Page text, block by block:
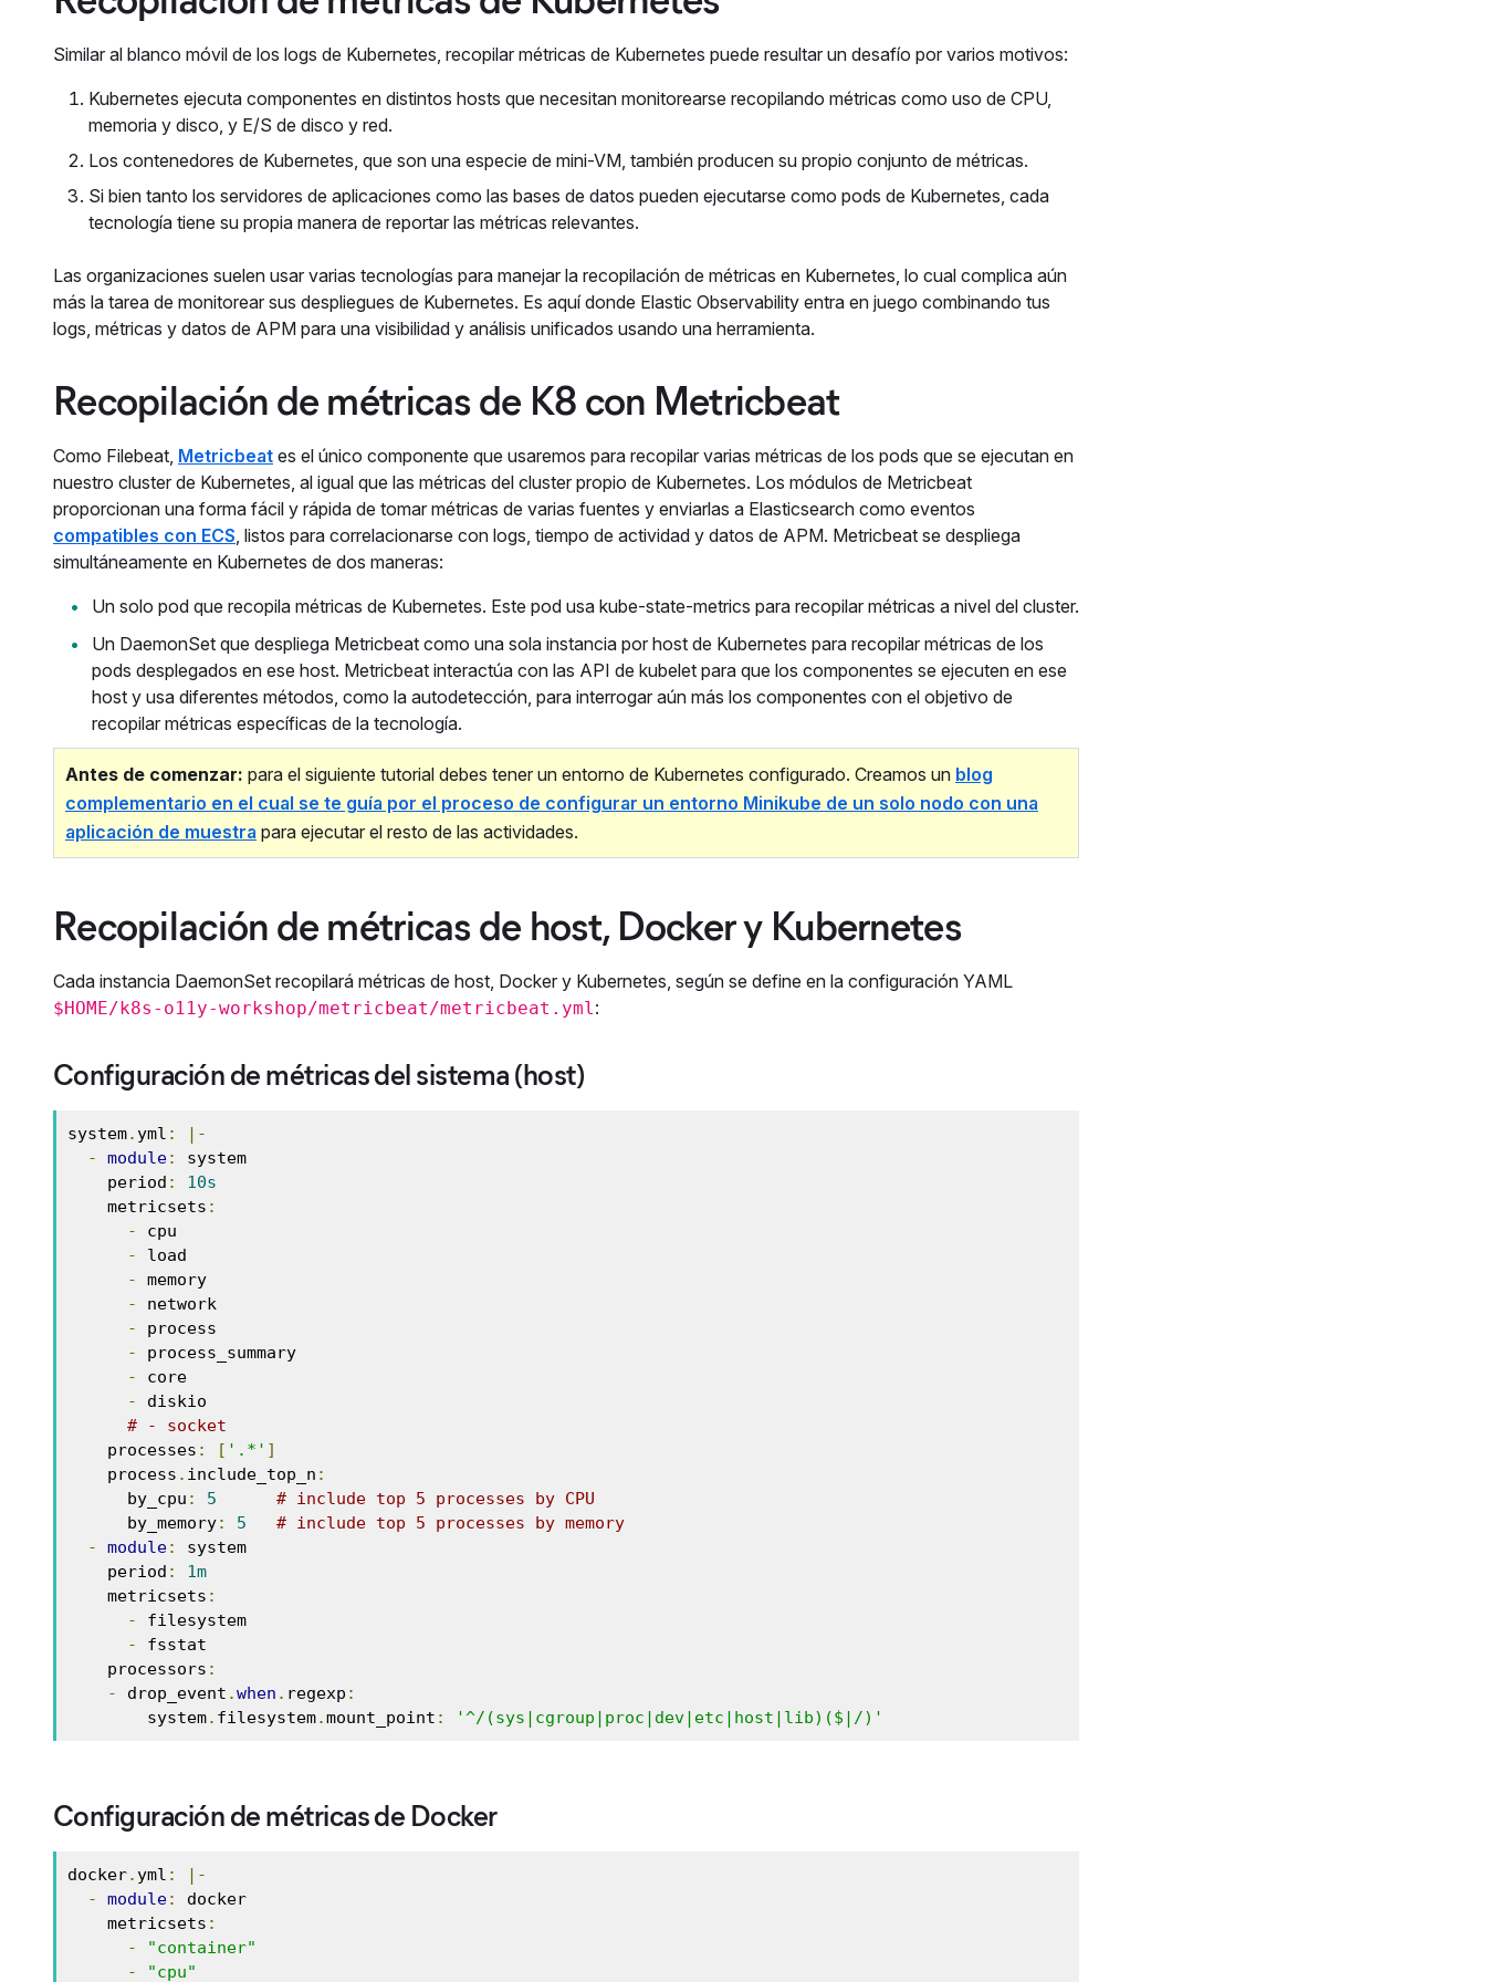
Similar al blanco móvil de los logs de Kubernetes, recopilar métricas de Kubernetes puede resultar un desafío por varios motivos:
Kubernetes ejecuta componentes en distintos hosts que necesitan monitorearse recopilando métricas como uso de CPU,
memoria y disco, y E/S de disco y red.
Los contenedores de Kubernetes, que son una especie de mini-VM, también producen su propio conjunto de métricas.
Si bien tanto los servidores de aplicaciones como las bases de datos pueden ejecutarse como pods de Kubernetes, cada
tecnología tiene su propia manera de reportar las métricas relevantes.
Las organizaciones suelen usar varias tecnologías para manejar la recopilación de métricas en Kubernetes, lo cual complica aún
más la tarea de monitorear sus despliegues de Kubernetes. Es aquí donde Elastic Observability entra en juego combinando tus
logs, métricas y datos de APM para una visibilidad y análisis unificados usando una herramienta.
Recopilación de métricas de K8 con Metricbeat
Como Filebeat, Metricbeat es el único componente que usaremos para recopilar varias métricas de los pods que se ejecutan en
nuestro cluster de Kubernetes, al igual que las métricas del cluster propio de Kubernetes. Los módulos de Metricbeat
proporcionan una forma fácil y rápida de tomar métricas de varias fuentes y enviarlas a Elasticsearch como eventos
compatibles con ECS, listos para correlacionarse con logs, tiempo de actividad y datos de APM. Metricbeat se despliega
simultáneamente en Kubernetes de dos maneras:
Un solo pod que recopila métricas de Kubernetes. Este pod usa kube-state-metrics para recopilar métricas a nivel del cluster.
Un DaemonSet que despliega Metricbeat como una sola instancia por host de Kubernetes para recopilar métricas de los
pods desplegados en ese host. Metricbeat interactúa con las API de kubelet para que los componentes se ejecuten en ese
host y usa diferentes métodos, como la autodetección, para interrogar aún más los componentes con el objetivo de
recopilar métricas específicas de la tecnología.
Antes de comenzar: para el siguiente tutorial debes tener un entorno de Kubernetes configurado. Creamos un blog
complementario en el cual se te guía por el proceso de configurar un entorno Minikube de un solo nodo con una
aplicación de muestra para ejecutar el resto de las actividades.
Recopilación de métricas de host, Docker y Kubernetes
Cada instancia DaemonSet recopilará métricas de host, Docker y Kubernetes, según se define en la configuración YAML
$HOME/k8s-o11y-workshop/metricbeat/metricbeat.yml:
Configuración de métricas del sistema (host)
system. yml :
|-
-
module:
system
    period
:
10s
    metricsets
:
-
cpu
-
load
-
memory
-
network
-
process
-
process_summary
-
core
-
diskio
# - socket
    processes
: [ '.*' ]
    process
. include_top_n :
      by_cpu
: 5
# include top 5 processes by CPU
      by_memory
: 5
# include top 5 processes by memory
-
module:
system
    period
:
1m
    metricsets
:
-
filesystem
-
fsstat
    processors
:
-
drop_event .when . regexp :
        system
. filesystem.mount_point : '^/(sys|cgroup|proc|dev|etc|host|lib)($|/)'
Configuración de métricas de Docker
docker. yml :
|-
-
module:
docker
    metricsets
:
-
"container"
-
"cpu"